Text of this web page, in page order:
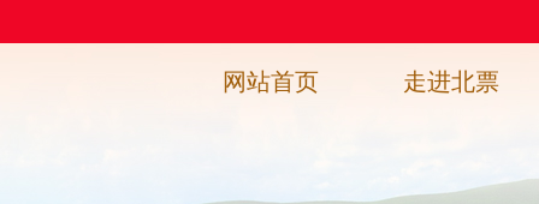
网站首页 走进北票